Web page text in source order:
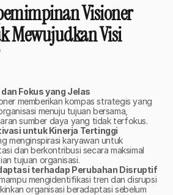
Visioner
Mewujudkan Visi
Fokus yang Jelas
memberikan kompas strategis yang
menuju tujuan bersama,
sumber daya yang tidak terfokus.
untuk Kinerja Tertinggi
menginspirasi karyawan untuk
dan berkontribusi secara maksimal
tujuan organisasi.
terhadap Perubahan Disruptif
mengidentifikasi tren dan disrupsi
organisasi beradaptasi sebelum